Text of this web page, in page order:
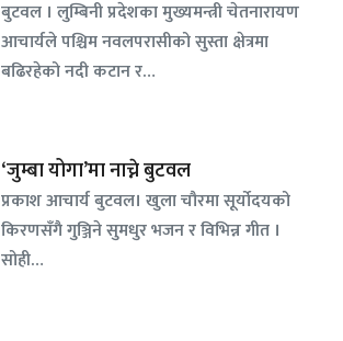
बुटवल । लुम्बिनी प्रदेशका मुख्यमन्त्री चेतनारायण
आचार्यले पश्चिम नवलपरासीको सुस्ता क्षेत्रमा
बढिरहेको नदी कटान र…
‘जुम्बा योगा’मा नाच्ने बुटवल
प्रकाश आचार्य बुटवल। खुला चौरमा सूर्योदयको
किरणसँगै गुञ्जिने सुमधुर भजन र विभिन्न गीत ।
सोही…